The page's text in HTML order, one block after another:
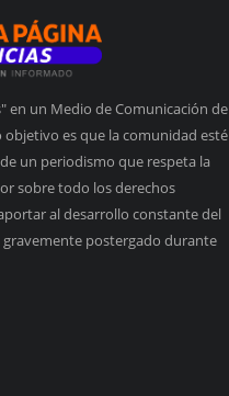
en un Medio de Comunicación de
objetivo es que la comunidad esté
un periodismo que respeta la
sobre todo los derechos
al desarrollo constante del
gravemente postergado durante